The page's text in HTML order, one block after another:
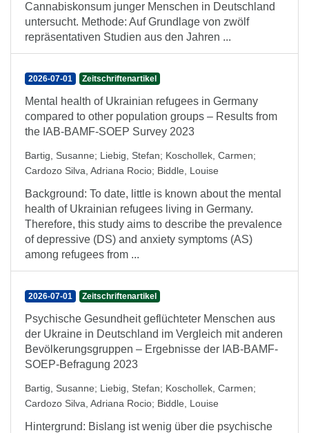
Cannabiskonsum junger Menschen in Deutschland
untersucht. Methode: Auf Grundlage von zwölf
repräsentativen Studien aus den Jahren ...
2026-07-01 Zeitschriftenartikel
Mental health of Ukrainian refugees in Germany
compared to other population groups – Results from
the IAB-BAMF-SOEP Survey 2023
Bartig, Susanne; Liebig, Stefan; Koschollek, Carmen;
Cardozo Silva, Adriana Rocio; Biddle, Louise
Background: To date, little is known about the mental
health of Ukrainian refugees living in Germany.
Therefore, this study aims to describe the prevalence
of depressive (DS) and anxiety symptoms (AS)
among refugees from ...
2026-07-01 Zeitschriftenartikel
Psychische Gesundheit geflüchteter Menschen aus
der Ukraine in Deutschland im Vergleich mit anderen
Bevölkerungsgruppen – Ergebnisse der IAB-BAMF-
SOEP-Befragung 2023
Bartig, Susanne; Liebig, Stefan; Koschollek, Carmen;
Cardozo Silva, Adriana Rocio; Biddle, Louise
Hintergrund: Bislang ist wenig über die psychische